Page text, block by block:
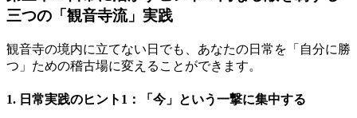
三つの「観音寺流」実践
観音寺の境内に立てない日でも、あなたの日常を「自分に勝
つ」ための稽古場に変えることができます。
1. 日常実践のヒント1：「今」という一撃に集中する